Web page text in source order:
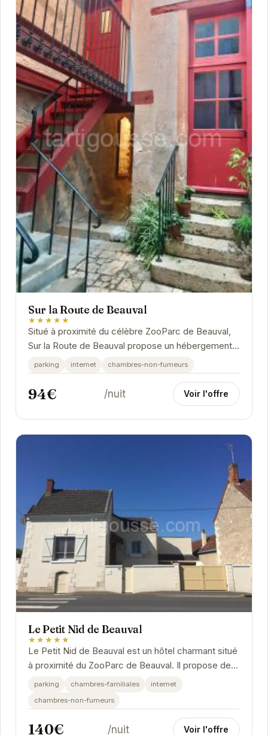
Sur la Route de Beauval
★★★★★
Situé à proximité du célèbre ZooParc de Beauval,
Sur la Route de Beauval propose un hébergement
confortable et fonctionnel. L'établissement...
parking internet chambres-non-fumeurs
94€ /nuit Voir l'offre
Le Petit Nid de Beauval
★★★★★
Le Petit Nid de Beauval est un hôtel charmant situé
à proximité du ZooParc de Beauval. Il propose des
chambres confortables et décorées avec...
parking chambres-familiales
internet
chambres-non-fumeurs
140€ /nuit Voir l'offre